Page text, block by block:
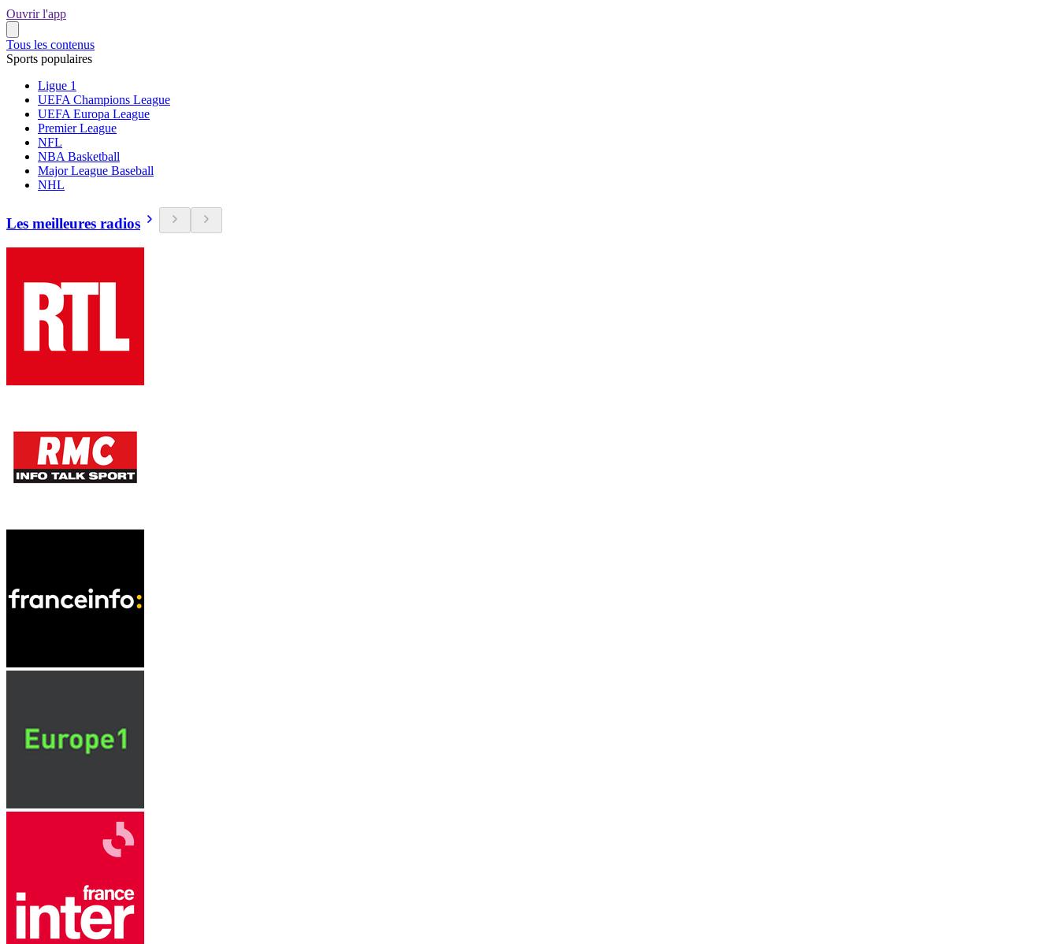
Ouvrir l'app
Tous les contenus
Sports populaires
Ligue 1
UEFA Champions League
UEFA Europa League
Premier League
NFL
NBA Basketball
Major League Baseball
NHL
Les meilleures radios